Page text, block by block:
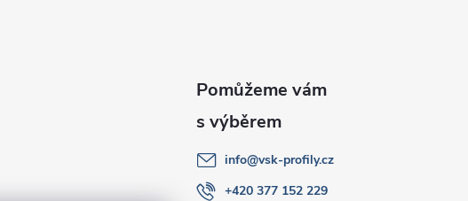
info@vsk-profily.cz
+420 377 152 229